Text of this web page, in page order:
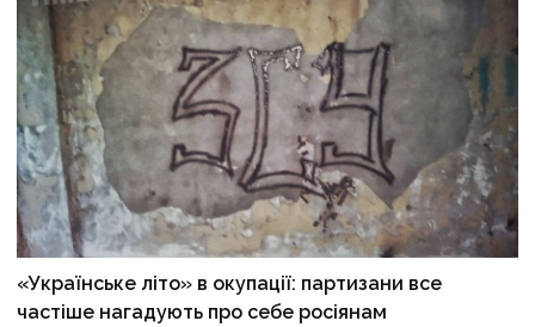
«Українське літо» в окупації: партизани все
частіше нагадують про себе росіянам